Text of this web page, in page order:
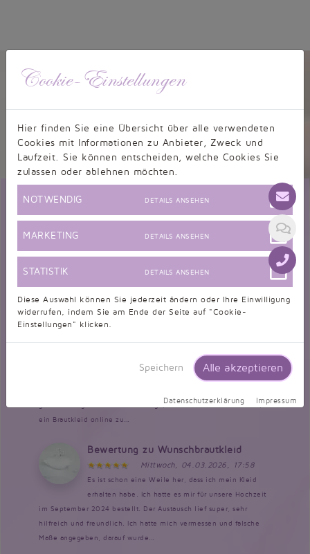
Kundenbewertungen
9,5/10 - 634 Bewertungen
Informationen zur Echtheit von Kundenbewertungen
Bewertung zu Wunschbrautkleid
von meinem Kleid. Es hat auch super gepasst bis auf
die Träger die mussten etwas gekürzt werden. Die Farbe war der
Hammer und auch der tragekomfor ist spitze. Genau so hab ich es
mir vorgestellt. Von...
Das Kleid wurde wie in der Anzeige gekauft, wobei
alle Stickereien statt rot lila gewünscht wurden. Der
genauso umgesetzt. Ich hatte Sorge, ob das funktionieren kann,
ein Brautkleid online zu...
Bewertung zu Wunschbrautkleid
Mittwoch, 04.03.2026, 17:58
Es ist schon eine Weile her, dass ich mein Kleid
erhalten habe. Ich hatte es mir für unsere Hochzeit
im September 2024 bestellt. Der Austausch lief super, sehr
hilfreich und freundlich. Ich hatte mich vermessen und falsche
Maße angegeben, darauf wurde...
Cookie-Einstellungen
Hier finden Sie eine Übersicht über alle verwendeten
Cookies mit Informationen zu Anbieter, Zweck und
Laufzeit. Sie können entscheiden, welche Cookies Sie
zulassen oder ablehnen möchten.
NOTWENDIG DETAILS ANSEHEN
MARKETING DETAILS ANSEHEN
STATISTIK DETAILS ANSEHEN
Diese Auswahl können Sie jederzeit ändern oder Ihre Einwilligung
widerrufen, indem Sie am Ende der Seite auf "Cookie-
Einstellungen" klicken.
Speichern Alle akzeptieren
Datenschutzerklärung Impressum